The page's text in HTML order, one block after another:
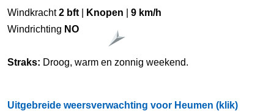
Windkracht2 bft Knopen
9 km/h
Windrichting NO
Straks: Droog, warm en zonnig weekend.
Uitgebreide weersverwachting voor Heumen (klik)